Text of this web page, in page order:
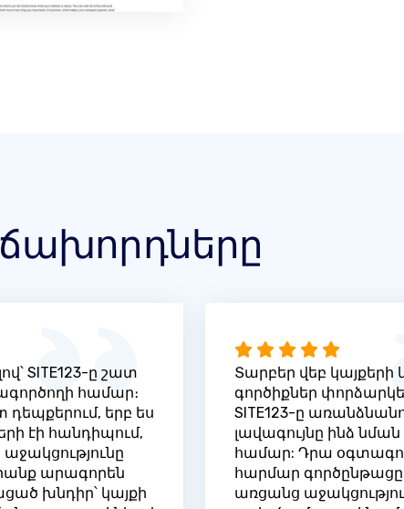
SITE123-ը շատ
համար։
դեպքերում, երբ ես
էի հանդիպում,
արագորեն
խնդիր՝ կայքի
Տարբեր վեբ կայքերի
գործիքներ
SITE123-ը
լավագույնը ինձ
համար: Դրա
հարմար
առցանց